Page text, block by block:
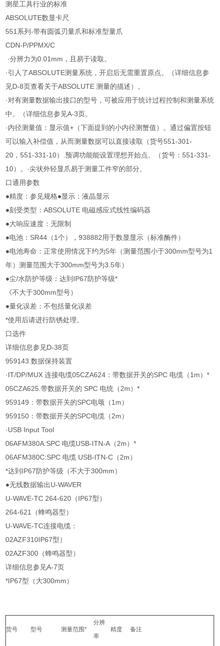
测星工具行业的标准
ABSOLUTE数显卡尺
551系列-带有圆弧刃量爪和标准型量爪
CDN-P/PPMX/C
·分辨力为0.01mm，且易于读取。
·引人了ABSOLUTE测量系统，开启后无需重置原点。（详细信息参
见D-8页查看关于ABSOLUTE 测量的描述）。
·对有测量数据输出接口的型号，可被应用于统计过程控制和测量系统
中。（详细信息参见A-3页。
·内径测量值：显示值+（下面提到的小内径测蟹值）。通过偏置按钮
可以输入补偿值，从而测量数据可以直接读取（货号551-301-
20，551-331-10）.预调功能能设置理想开始点。（货号：551-331-
10）。·尖状外轻显爪易于测量工件窄的部分。
口通用参数
●精度：参见规格●显示：液晶显示
●刻受类型：ABSOLUTE 电磁感应式线性编码器
●大响应速度：无限制
●电池：SR44（1个），938882用于数显显示（标准酶件）
●电池寿命：正常使用情况下约为5年（测量范围小于300mm型号为1
年）测量范围大于300mm型号为3.5年）
●尘/水防护等级：达到IP67防护等级*
《不大于300mm型号）
●量化误差：不包括量化误差
*使用后请进行防锈处理。
口选件
详细信息参见D-38页
959143.数据保持装置
·IT/DP/MUX 连接电缆05CZA624：带数据开关的SPC 电缆（1m）*
05CZA625.带数据开关的 SPC 电统（2m）*
959149：带数据开关的SPC电颂（1m）
959150：带数据开关的SPC电缆（2m）
·USB Input Tool
06AFM380A:SPC 电缆USB-ITN-A（2m）*
06AFM380C:SPC 电缆 USB-ITN-C（2m）
*达到IP67防护等级（不大于300mm）
●无线数据输出U-WAVER
U-WAVE-TC 264-620（IP67型）
264-621（蜂鸣器型）
U-WAVE-TC连接电缆：
02AZF310IP67型）
02AZF300（蜂鸣器型）
详细信息参见A-7页
*IP67型（大300mm）
货号 型号 测量范围*
分辨
率
精度 备注